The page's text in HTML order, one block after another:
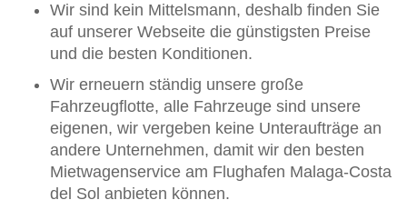
Wir sind kein Mittelsmann, deshalb finden Sie
auf unserer Webseite die günstigsten Preise
und die besten Konditionen.
Wir erneuern ständig unsere große
Fahrzeugflotte, alle Fahrzeuge sind unsere
eigenen, wir vergeben keine Unteraufträge an
andere Unternehmen, damit wir den besten
Mietwagenservice am Flughafen Malaga-Costa
del Sol anbieten können.